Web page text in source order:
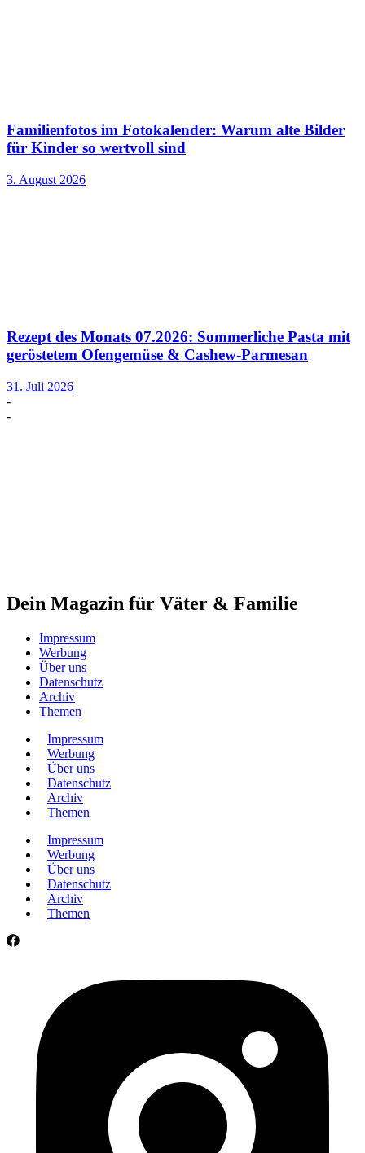
Familienfotos im Fotokalender: Warum alte Bilder
für Kinder so wertvoll sind
3. August 2026
Rezept des Monats 07.2026: Sommerliche Pasta mit
geröstetem Ofengemüse & Cashew-Parmesan
31. Juli 2026
-
-
Dein Magazin für Väter & Familie
Impressum
Werbung
Über uns
Datenschutz
Archiv
Themen
Impressum
Werbung
Über uns
Datenschutz
Archiv
Themen
Impressum
Werbung
Über uns
Datenschutz
Archiv
Themen